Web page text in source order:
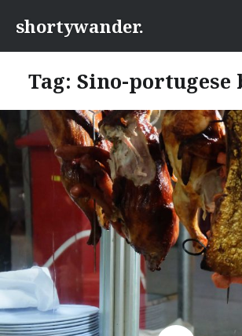
content
shortywander.
Tag: Sino-